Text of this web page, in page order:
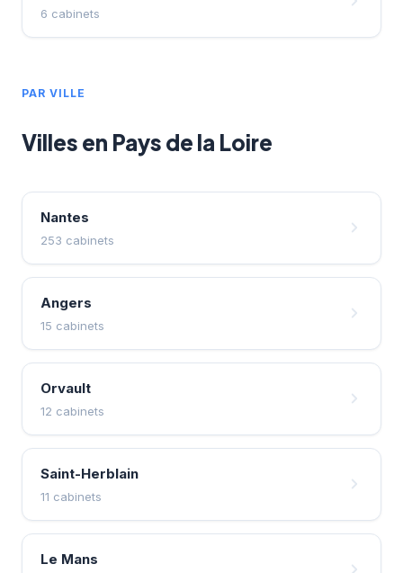
6 cabinets
PAR VILLE
Villes en Pays de la Loire
Nantes
253 cabinets
Angers
15 cabinets
Orvault
12 cabinets
Saint-Herblain
11 cabinets
Le Mans